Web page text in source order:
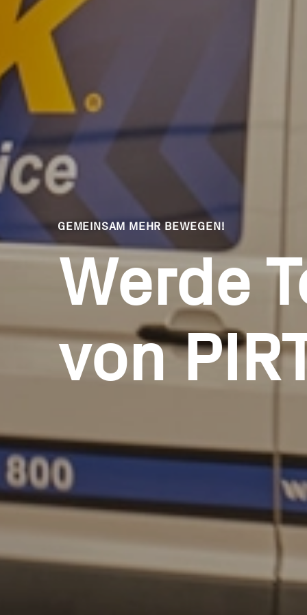
GEMEINSAM MEHR BEWEGEN!
Werde
von